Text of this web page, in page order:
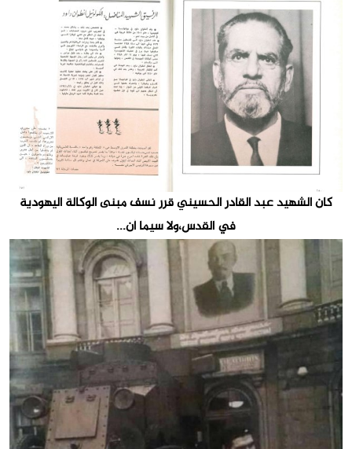
كان الشهيد عبد القادر الحسيني قرر نسف مبنى الوكالة اليهودية
في القدس،ولا سيما أن...